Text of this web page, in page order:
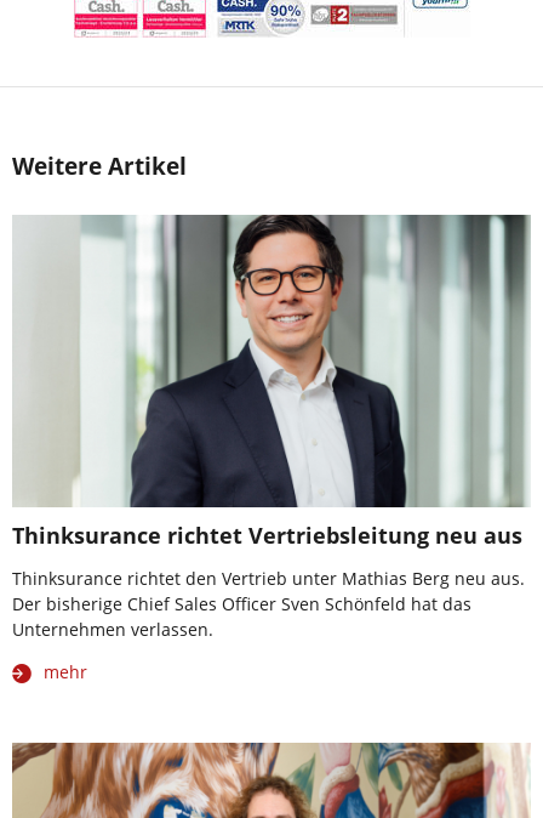
Weitere Artikel
Thinksurance richtet Vertriebsleitung neu aus
Thinksurance richtet den Vertrieb unter Mathias Berg neu aus.
Der bisherige Chief Sales Officer Sven Schönfeld hat das
Unternehmen verlassen.
mehr